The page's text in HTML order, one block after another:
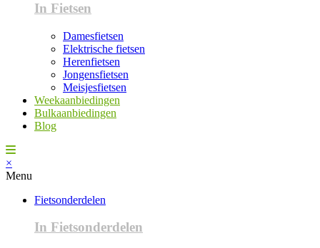
In Fietsen
Damesfietsen
Elektrische fietsen
Herenfietsen
Jongensfietsen
Meisjesfietsen
Weekaanbiedingen
Bulkaanbiedingen
Blog
×
Menu
Fietsonderdelen
In Fietsonderdelen